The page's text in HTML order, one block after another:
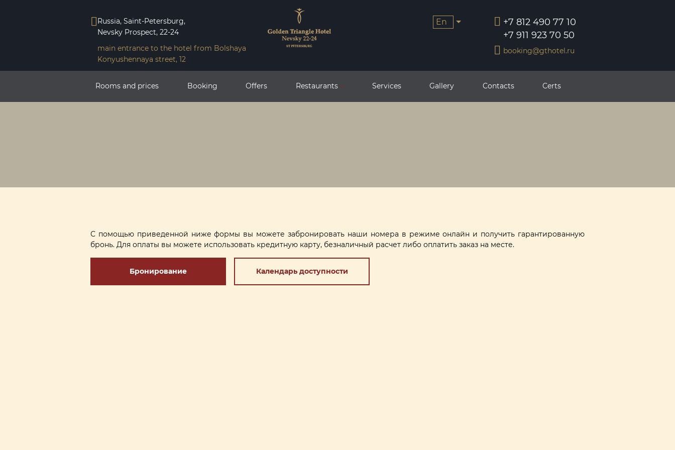
Russia, Saint-Petersburg,
Nevsky Prospeсt, 22-24
main entrance to the hotel from Bolshaya
Konyushennaya street, 12
en
+7 812 490 77 10
+7 911 923 70 50
booking@gthotel.ru
Rooms and prices Booking Offers Restaurants Services Gallery Contacts Certs
С помощью приведенной ниже формы вы можете забронировать наши номера в режиме онлайн и получить гарантированную
бронь. Для оплаты вы можете использовать кредитную карту, безналичный расчет либо оплатить заказ на месте.
Бронирование Календарь доступности